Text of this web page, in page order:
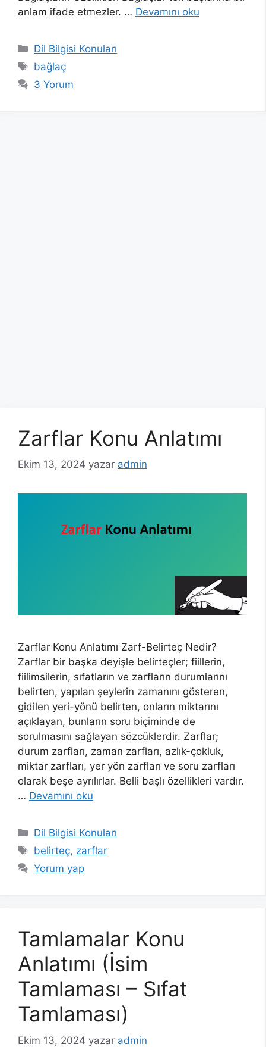
anlam ifade etmezler. … Devamını oku
Kategoriler
Dil Bilgisi Konuları
Etiketler
bağlaç
3 Yorum
Zarflar Konu Anlatımı
Ekim 13, 2024 yazar admin
Zarflar Konu Anlatımı Zarf-Belirteç Nedir?
Zarflar bir başka deyişle belirteçler; fiillerin,
fiilimsilerin, sıfatların ve zarfların durumlarını
belirten, yapılan şeylerin zamanını gösteren,
gidilen yeri-yönü belirten, onların miktarını
açıklayan, bunların soru biçiminde de
sorulmasını sağlayan sözcüklerdir. Zarflar;
durum zarfları, zaman zarfları, azlık-çokluk,
miktar zarfları, yer yön zarfları ve soru zarfları
olarak beşe ayrılırlar. Belli başlı özellikleri vardır.
… Devamını oku
Kategoriler
Dil Bilgisi Konuları
Etiketler
belirteç, zarflar
Yorum yap
Tamlamalar Konu
Anlatımı (İsim
Tamlaması – Sıfat
Tamlaması)
Ekim 13, 2024 yazar admin